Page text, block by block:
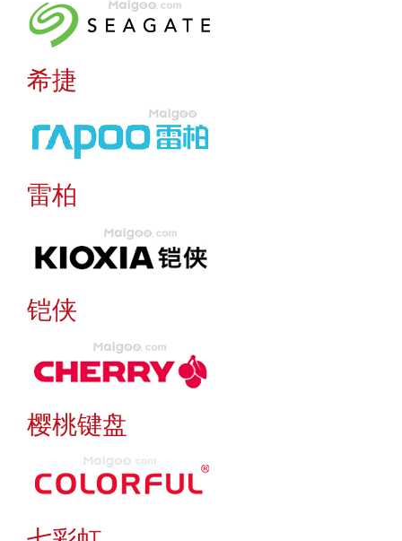
希捷
雷柏
铠侠
樱桃键盘